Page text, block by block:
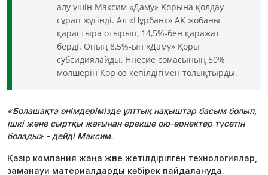
алу үшін Максим «Даму» Қорына қолдау
сұрап жүгінді. Ал «Нұрбанк» АҚ жобаны
қарастыра отырып, 14,5%-бен қаражат
берді. Оның 8,5%-ын «Даму» Қоры
субсидиялайды, Ннесие сомасының 50%
мөлшерін Қор өз кепілдігімен толықтырды.
«Болашақта өнімдерімізде ұлттық нақыштар басым болып,
ішкі және сыртқы жағынан ерекше ою-өрнектер түсетін
болады» - дейді Максим.
Қазір компания жаңа және жетілдірілген технологиялар,
заманауи материалдарды көбірек пайдалануда.